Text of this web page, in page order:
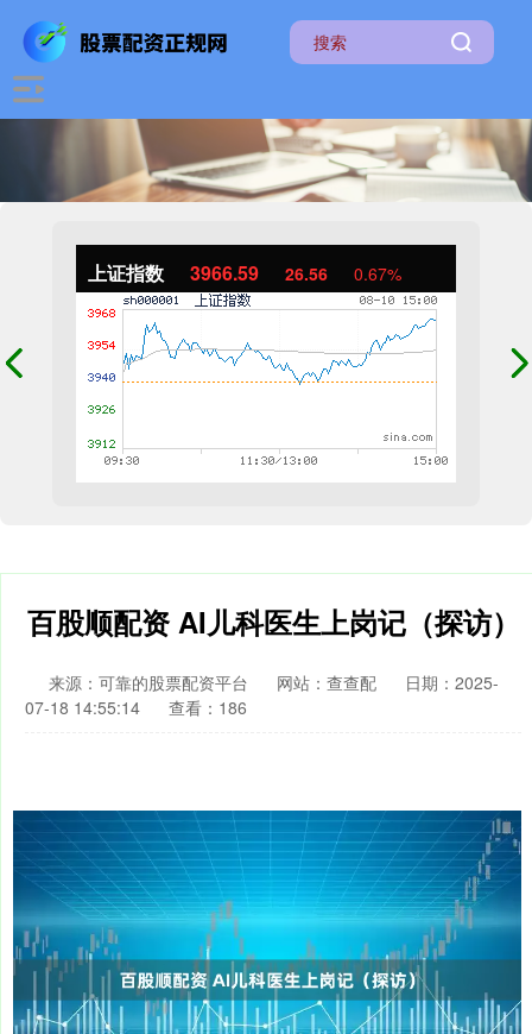
上证指数 3966.59 26.56 0.67%
百股顺配资 AI儿科医生上岗记（探访）
来源：可靠的股票配资平台 网站：查查配
日期：2025-
07-18 14:55:14
查看：186